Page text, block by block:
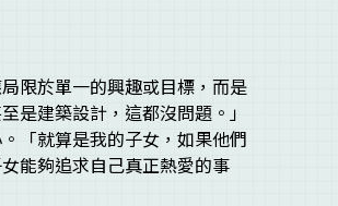
限於單一的興趣或目標，而是
是建築設計，這都沒問題。」
「就算是我的子女，如果他們
能夠追求自己真正熱愛的事